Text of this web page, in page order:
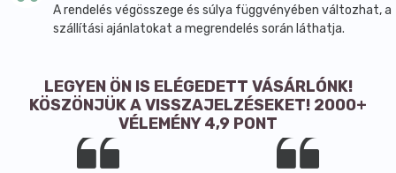
A rendelés végösszege és súlya függvényében változhat, a
szállítási ajánlatokat a megrendelés során láthatja.
LEGYEN ÖN IS ELÉGEDETT VÁSÁRLÓNK!
KÖSZÖNJÜK A VISSZAJELZÉSEKET! 2000+
VÉLEMÉNY 4,9 PONT